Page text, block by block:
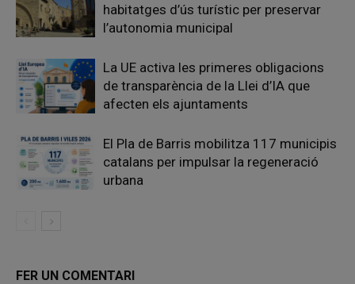
habitatges d’ús turístic per preservar
l’autonomia municipal
La UE activa les primeres obligacions
de transparència de la Llei d’IA que
afecten els ajuntaments
El Pla de Barris mobilitza 117 municipis
catalans per impulsar la regeneració
urbana
FER UN COMENTARI